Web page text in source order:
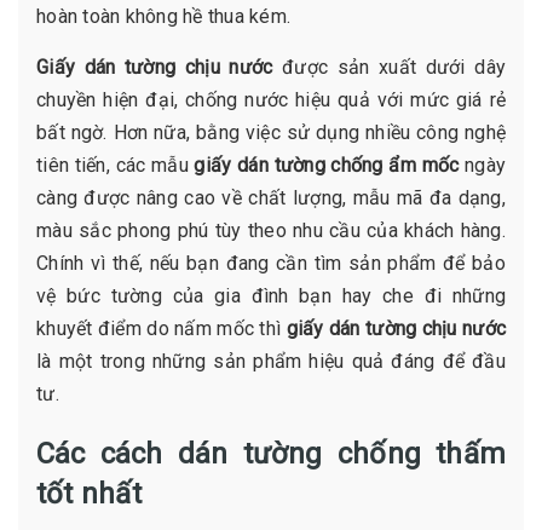
hoàn toàn không hề thua kém.
Giấy dán tường chịu nướcđược sản xuất dưới dây
chuyền hiện đại, chống nước hiệu quả với mức giá rẻ
bất ngờ. Hơn nữa, bằng việc sử dụng nhiều công nghệ
tiên tiến, các mẫugiấy dán tường chống ẩm mốcngày
càng được nâng cao về chất lượng, mẫu mã đa dạng,
màu sắc phong phú tùy theo nhu cầu của khách hàng.
Chính vì thế, nếu bạn đang cần tìm sản phẩm để bảo
vệ bức tường của gia đình bạn hay che đi những
khuyết điểm do nấm mốc thì giấy dán tường chịu nước
là một trong những sản phẩm hiệu quả đáng để đầu
tư.
Các cách dán tường chống thấm
tốt nhất